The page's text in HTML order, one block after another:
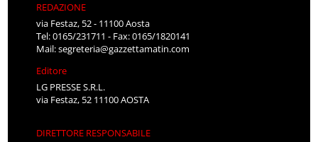
REDAZIONE
via Festaz, 52 - 11100 Aosta
Tel: 0165/231711 - Fax: 0165/1820141
Mail:segreteria@gazzettamatin.com
Editore
LG PRESSE S.R.L.
via Festaz, 52 11100 AOSTA
DIRETTORE RESPONSABILE